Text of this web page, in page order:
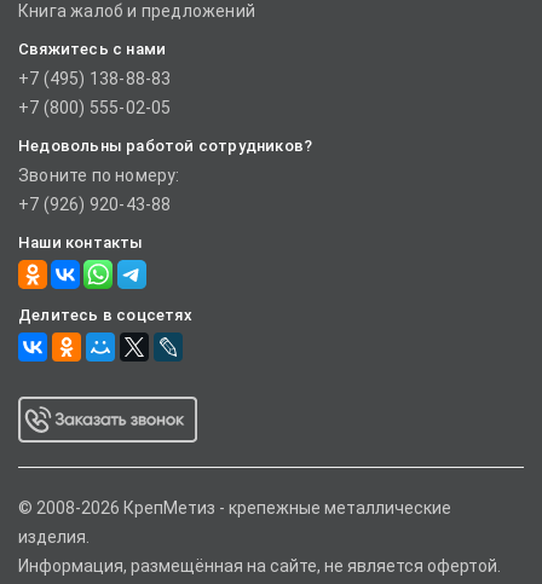
Книга жалоб и предложений
Свяжитесь с нами
+7 (495) 138-88-83
+7 (800) 555-02-05
Недовольны работой сотрудников?
Звоните по номеру:
+7 (926) 920-43-88
Наши контакты
Делитесь в соцсетях
© 2008-2026 КрепМетиз - крепежные металлические
изделия.
Информация, размещённая на сайте, не является офертой.